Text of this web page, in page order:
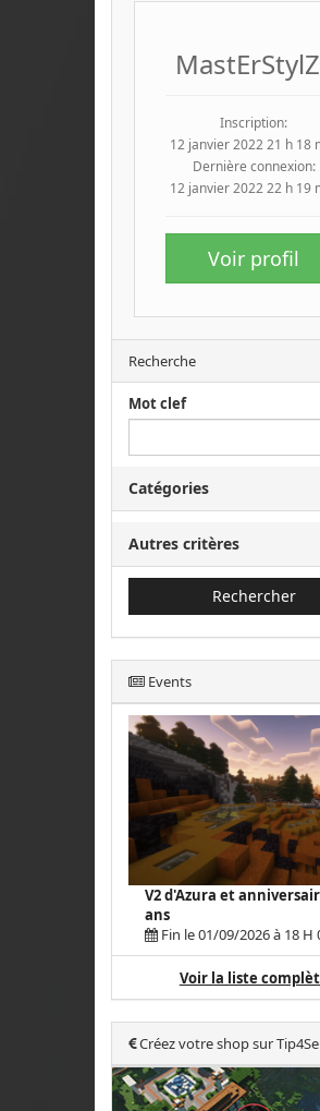
Inscription:
12 janvier 2022 21 h 18
Dernière connexion:
12 janvier 2022 22 h 19
Voir profil
Recherche
Mot clef
Catégories
Autres critères
Rechercher
Events
V2 d'Azura et
ans
Fin le 01/09/2026 à 18 H
Voir la liste
Créez votre shop sur